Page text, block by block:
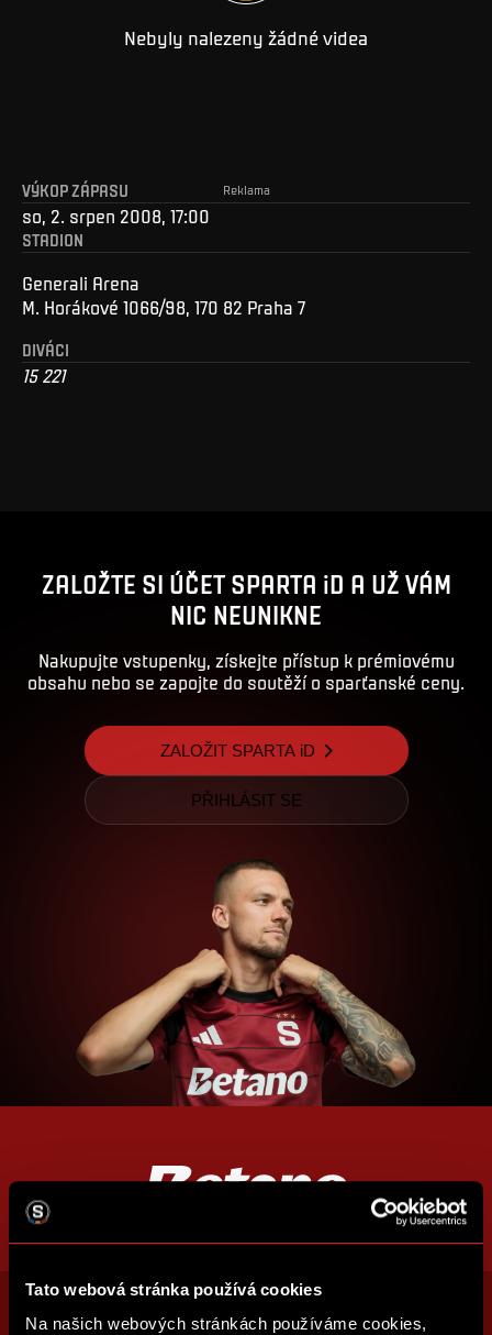
Tato webová stránka používá cookies
Na našich webových stránkách používáme cookies,
Nebyly nalezeny žádné videa
Reklama
VÝKOP ZÁPASU
so, 2. srpen 2008, 17:00
STADION
Generali Arena
M. Horákové 1066/98, 170 82 Praha 7
DIVÁCI
15 221
ZALOŽTE SI ÚČET SPARTA iD A UŽ VÁM
NIC NEUNIKNE
Nakupujte vstupenky, získejte přístup k prémiovému
obsahu nebo se zapojte do soutěží o sparťanské ceny.
ZALOŽIT SPARTA iD
PŘIHLÁSIT SE